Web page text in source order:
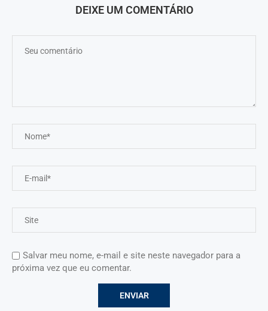
DEIXE UM COMENTÁRIO
Salvar meu nome, e-mail e site neste navegador para a
próxima vez que eu comentar.